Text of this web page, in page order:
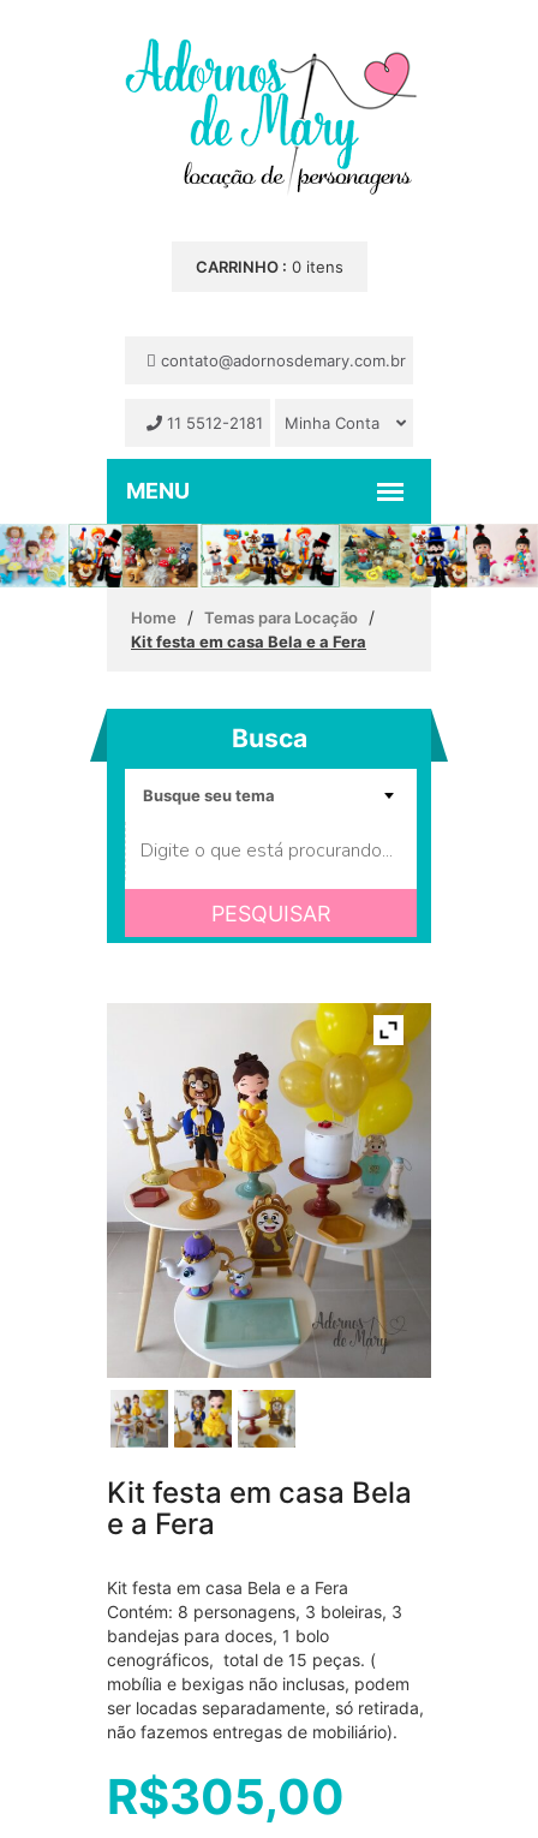
CARRINHO : 0 itens
contato@adornosdemary.com.br
11 5512-2181 Minha Conta
Home / Temas para Locação /
Kit festa em casa Bela e a Fera
Busca
PESQUISAR
Kit festa em casa Bela
e a Fera
Kit festa em casa Bela e a Fera
Contém: 8 personagens, 3 boleiras, 3
bandejas para doces, 1 bolo
cenográficos, total de 15 peças. (
mobília e bexigas não inclusas, podem
ser locadas separadamente, só retirada,
não fazemos entregas de mobiliário).
R$305,00